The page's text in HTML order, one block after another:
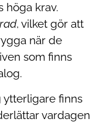
höga krav.
, vilket gör att
när de
som finns
ytterligare finns
vardagen